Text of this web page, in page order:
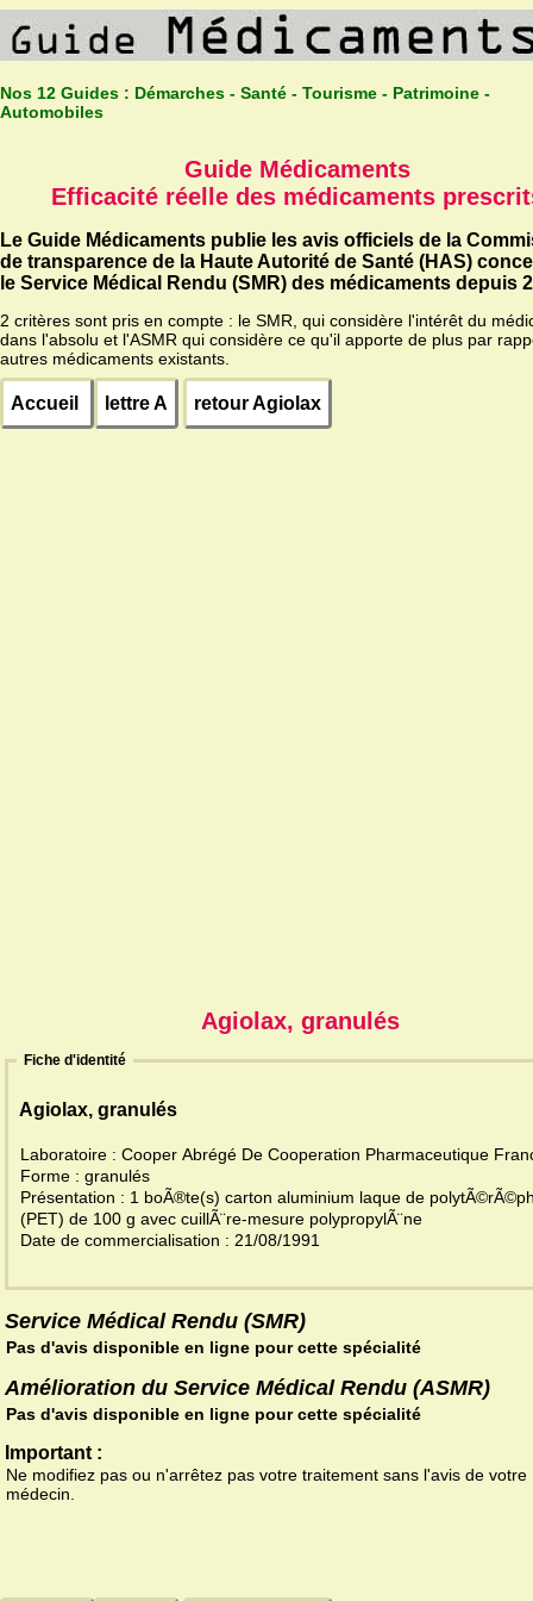
Nos 12 Guides : Démarches - Santé - Tourisme - Patrimoine -
Automobiles
Guide Médicaments
Efficacité réelle des médicaments
Le Guide Médicaments publie les avis officiels de la
de transparence de la Haute Autorité de Santé (HAS)
le Service Médical Rendu (SMR) des médicaments depuis
2 critères sont pris en compte : le SMR, qui considère l'intérêt du
dans l'absolu et l'ASMR qui considère ce qu'il apporte de plus par
autres médicaments existants.
Accueil lettre A retour Agiolax
Agiolax, granulés
Fiche d'identité
Agiolax, granulés
Laboratoire : Cooper Abrégé De Cooperation Pharmaceutique
Forme : granulés
Présentation : 1 boÃ®te(s) carton aluminium laque de
(PET) de 100 g avec cuillÃ¨re-mesure polypropylÃ¨ne
Date de commercialisation : 21/08/1991
Service Médical Rendu (SMR)
Pas d'avis disponible en ligne pour cette spécialité
Amélioration du Service Médical Rendu (ASMR)
Pas d'avis disponible en ligne pour cette spécialité
Important :
Ne modifiez pas ou n'arrêtez pas votre traitement sans l'avis de votre
médecin.